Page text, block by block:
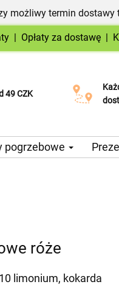
możliwy termin
| Opłaty za dostawę |
49 CZK
pogrzebowe
róże
limonium, kokarda